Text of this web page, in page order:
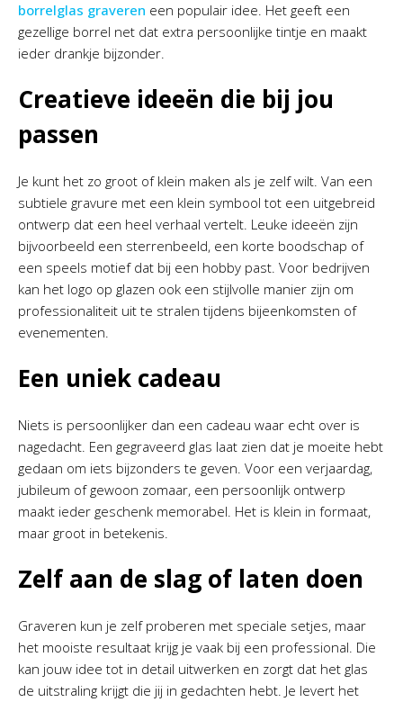
borrelglas graveren een populair idee. Het geeft een
gezellige borrel net dat extra persoonlijke tintje en maakt
ieder drankje bijzonder.
Creatieve ideeën die bij jou
passen
Je kunt het zo groot of klein maken als je zelf wilt. Van een
subtiele gravure met een klein symbool tot een uitgebreid
ontwerp dat een heel verhaal vertelt. Leuke ideeën zijn
bijvoorbeeld een sterrenbeeld, een korte boodschap of
een speels motief dat bij een hobby past. Voor bedrijven
kan het logo op glazen ook een stijlvolle manier zijn om
professionaliteit uit te stralen tijdens bijeenkomsten of
evenementen.
Een uniek cadeau
Niets is persoonlijker dan een cadeau waar echt over is
nagedacht. Een gegraveerd glas laat zien dat je moeite hebt
gedaan om iets bijzonders te geven. Voor een verjaardag,
jubileum of gewoon zomaar, een persoonlijk ontwerp
maakt ieder geschenk memorabel. Het is klein in formaat,
maar groot in betekenis.
Zelf aan de slag of laten doen
Graveren kun je zelf proberen met speciale setjes, maar
het mooiste resultaat krijg je vaak bij een professional. Die
kan jouw idee tot in detail uitwerken en zorgt dat het glas
de uitstraling krijgt die jij in gedachten hebt. Je levert het